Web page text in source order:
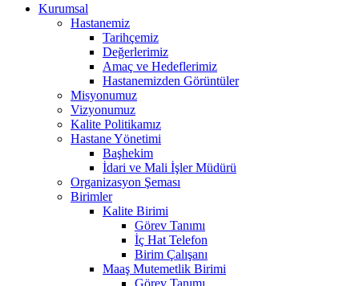
Kurumsal
Hastanemiz
Tarihçemiz
Değerlerimiz
Amaç ve Hedeflerimiz
Hastanemizden Görüntüler
Misyonumuz
Vizyonumuz
Kalite Politikamız
Hastane Yönetimi
Başhekim
İdari ve Mali İşler Müdürü
Organizasyon Şeması
Birimler
Kalite Birimi
Görev Tanımı
İç Hat Telefon
Birim Çalışanı
Maaş Mutemetlik Birimi
Görev Tanımı